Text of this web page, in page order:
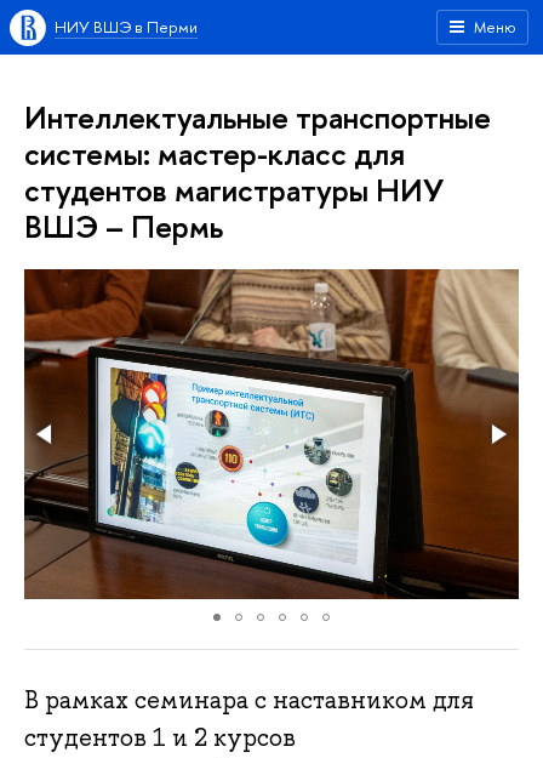
Меню
НИУ ВШЭ в Перми
Интеллектуальные транспортные
системы: мастер-класс для
студентов магистратуры НИУ
ВШЭ – Пермь
В рамках семинара с наставником для
студентов 1 и 2 курсов